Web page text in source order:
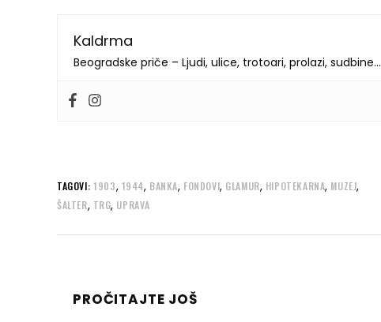
Kaldrma
Beogradske priče – Ljudi, ulice, trotoari, prolazi, sudbine…
TAGOVI: 1903, 1944, BANKA, FONDOVI, GLAMUR, HIPOTEKARNA, MUZEJ,
ŠALTER, TRG, UPRAVA
PROČITAJTE JOŠ